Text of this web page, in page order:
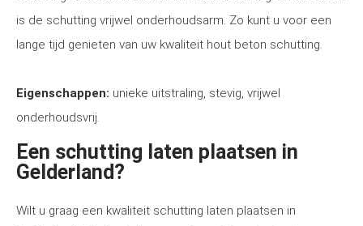
is de schutting vrijwel onderhoudsarm. Zo kunt u voor een
lange tijd genieten van uw kwaliteit hout beton schutting.
Eigenschappen: unieke uitstraling, stevig, vrijwel
onderhoudsvrij.
Een schutting laten plaatsen in
Gelderland?
Wilt u graag een kwaliteit schutting laten plaatsen in